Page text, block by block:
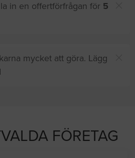
in en offertförfrågan för 5
mycket att göra. Lägg